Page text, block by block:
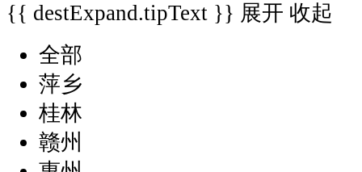
{{ destExpand.tipText }} 展开 收起
全部
萍乡
桂林
赣州